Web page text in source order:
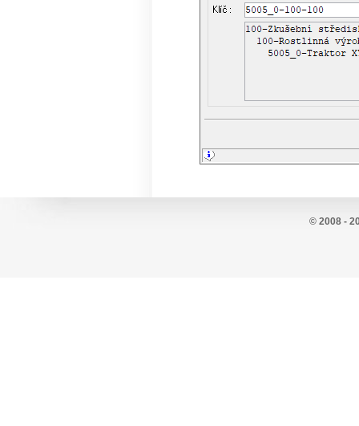
© 2008 -